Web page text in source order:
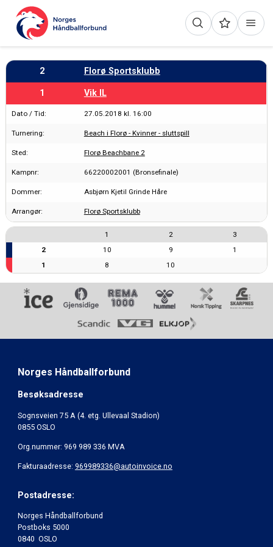
2 Florø Sportsklubb
1 Vik IL
Dato / Tid: 27.05.2018 kl. 16:00
Turnering: Beach i Florø - Kvinner - sluttspill
Sted: Florø Beachbane 2
Kampnr: 66220002001 (Bronsefinale)
Dommer: Asbjørn Kjetil Grinde Håre
Arrangør: Florø Sportsklubb
1 2
3
2
10 9
1
1
8 10
Norges Håndballforbund
Besøksadresse
Sognsveien 75 A (4. etg. Ullevaal Stadion)
0855 OSLO
Org.nummer: 969 989 336 MVA
Fakturaadresse: 969989336@autoinvoice.no
Postadresse:
Norges Håndballforbund
Postboks 5000
0840 OSLO